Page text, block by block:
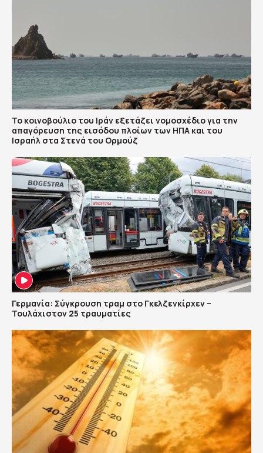
To κοινοβούλιο του Ιράν εξετάζει νομοσχέδιο για την
απαγόρευση της εισόδου πλοίων των ΗΠΑ και του
Ισραήλ στα Στενά του Ορμούζ
Γερμανία: Σύγκρουση τραμ στο Γκελζενκίρχεν –
Τουλάχιστον 25 τραυματίες